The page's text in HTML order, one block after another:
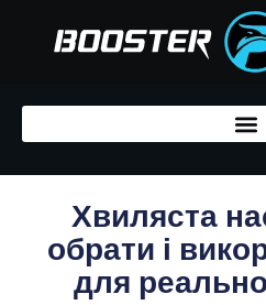
Хвиляста
обрати і
для